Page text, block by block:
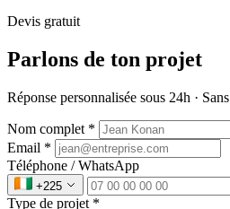
Devis gratuit
Parlons de ton projet
Réponse personnalisée sous 24h ·
Nom complet *
Email *
Téléphone / WhatsApp
+225
Type de projet *